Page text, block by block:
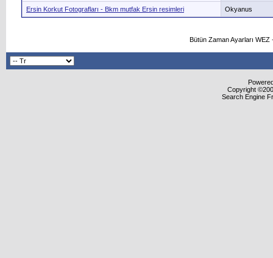
Ersin Korkut Fotografları - Bkm mutfak Ersin resimleri Okyanus
Bütün Zaman Ayarları
Copyright
Search Engine